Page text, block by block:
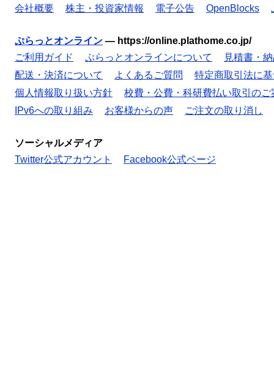
会社概要 株主・投資家情報 電子公告 OpenBlocks
ぷらっとオンライン — https://online.plathome.co.jp/
ご利用ガイド
ぷらっとオンラインについて
見積書・
配送・決済について
よくあるご質問
特定商取引法に
個人情報取り扱い方針
校費・公費・科研費払い取引のご
IPv6への取り組み
お客様からの声 ご注文の取り消し
ソーシャルメディア
Twitter公式アカウント
Facebook公式ページ